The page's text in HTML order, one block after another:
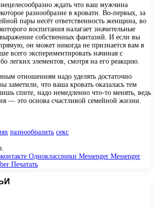
ждать что ваш мужчина
разнообразие в кровати. Во-первых, за
пары несёт ответственность женщина, во
воспитания налагает значительные
собственных фантазий. И если вы
он может никогда не признается вам в
всего экспериментировать начиная с
легких элементов, смотря на его реакцию.
отношениям надо уделять достаточно
заметили, что ваша кровать оказалась тем
спите, надо немедленно что-то менять, ведь
— это основа счастливой семейной жизни.
разнообразить секс
Одноклассники Messenger Messenger
Печатать